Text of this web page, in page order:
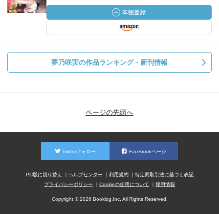
夢乃咲実の作品ランキング・新刊情報
ページの先頭へ
Twitterフォロー Facebookページ
PC版に切り替え ヘルプセンター 利用規約
特定商取引法に基づく表記
プライバシーポリシー
Cookieの使用について 採用情報
Copyright © 2026 Booklog,Inc. All Rights Reserved.